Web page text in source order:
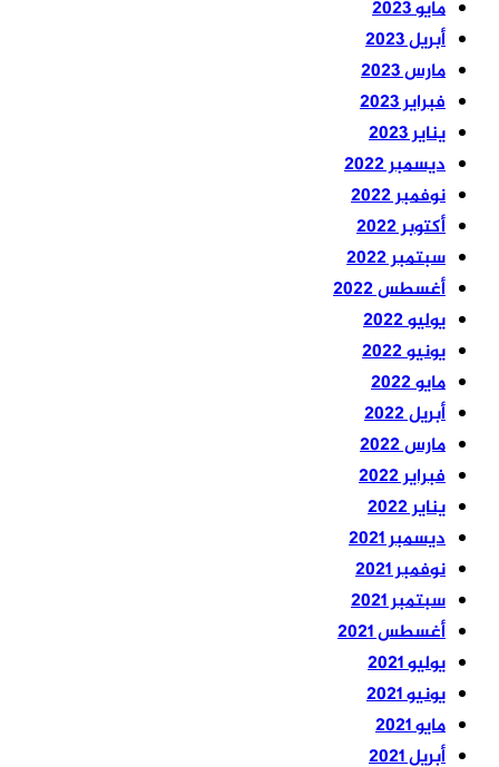
مايو 2023
أبريل 2023
مارس 2023
فبراير 2023
يناير 2023
ديسمبر 2022
نوفمبر 2022
أكتوبر 2022
سبتمبر 2022
أغسطس 2022
يوليو 2022
يونيو 2022
مايو 2022
أبريل 2022
مارس 2022
فبراير 2022
يناير 2022
ديسمبر 2021
نوفمبر 2021
سبتمبر 2021
أغسطس 2021
يوليو 2021
يونيو 2021
مايو 2021
أبريل 2021